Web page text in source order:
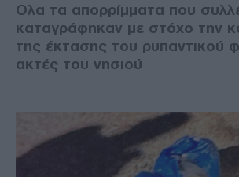
Ολα τα απορρίμματα που
καταγράφηκαν με στόχο την
της έκτασης του ρυπαντικού
ακτές του νησιού